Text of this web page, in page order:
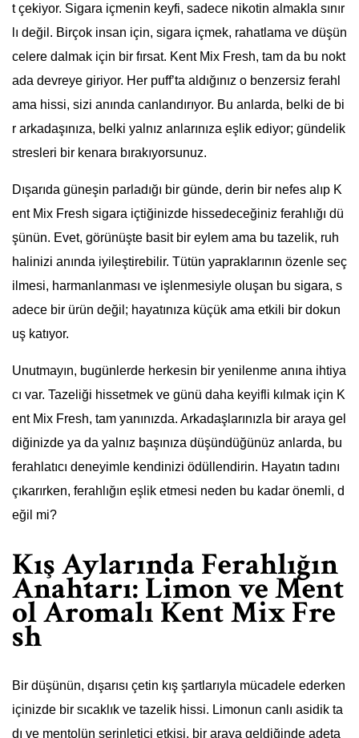
t çekiyor. Sigara içmenin keyfi, sadece nikotin almakla sınır
lı değil. Birçok insan için, sigara içmek, rahatlama ve düşün
celere dalmak için bir fırsat. Kent Mix Fresh, tam da bu nokt
ada devreye giriyor. Her puff’ta aldığınız o benzersiz ferahl
ama hissi, sizi anında canlandırıyor. Bu anlarda, belki de bi
r arkadaşınıza, belki yalnız anlarınıza eşlik ediyor; gündelik
stresleri bir kenara bırakıyorsunuz.
Dışarıda güneşin parladığı bir günde, derin bir nefes alıp K
ent Mix Fresh sigara içtiğinizde hissedeceğiniz ferahlığı dü
şünün. Evet, görünüşte basit bir eylem ama bu tazelik, ruh
halinizi anında iyileştirebilir. Tütün yapraklarının özenle seç
ilmesi, harmanlanması ve işlenmesiyle oluşan bu sigara, s
adece bir ürün değil; hayatınıza küçük ama etkili bir dokun
uş katıyor.
Unutmayın, bugünlerde herkesin bir yenilenme anına ihtiya
cı var. Tazeliği hissetmek ve günü daha keyifli kılmak için K
ent Mix Fresh, tam yanınızda. Arkadaşlarınızla bir araya gel
diğinizde ya da yalnız başınıza düşündüğünüz anlarda, bu
ferahlatıcı deneyimle kendinizi ödüllendirin. Hayatın tadını
çıkarırken, ferahlığın eşlik etmesi neden bu kadar önemli, d
eğil mi?
Kış Aylarında Ferahlığın
Anahtarı: Limon ve Ment
ol Aromalı Kent Mix Fre
sh
Bir düşünün, dışarısı çetin kış şartlarıyla mücadele ederken
içinizde bir sıcaklık ve tazelik hissi. Limonun canlı asidik ta
dı ve mentolün serinletici etkisi, bir araya geldiğinde adeta